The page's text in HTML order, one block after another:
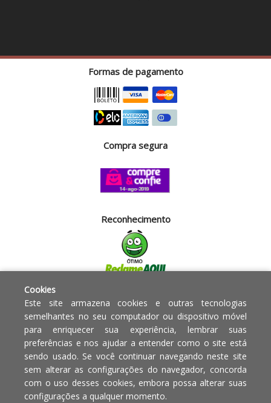
Formas de pagamento
Compra segura
Reconhecimento
Powered by:
Copyright © 2010 - 2017 Razão
social Blumenau - RA OBJETOS PARA
O LAR EIRELI CNPJ -
Em caso de divergência de
preços, o valor válido é o do
Cookies
Este site armazena cookies e outras tecnologias
semelhantes no seu computador ou dispositivo móvel
para enriquecer sua experiência, lembrar suas
preferências e nos ajudar a entender como o site está
sendo usado. Se você continuar navegando neste site
sem alterar as configurações do navegador, concorda
com o uso desses cookies, embora possa alterar suas
configurações a qualquer momento.